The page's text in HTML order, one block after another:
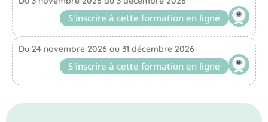
S'inscrire à cette formation en ligne
Du 24 novembre 2026 au 31 décembre 2026
S'inscrire à cette formation en ligne